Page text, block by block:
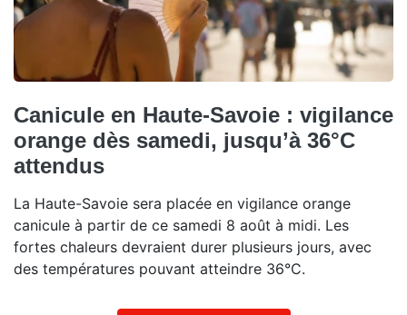
Canicule en Haute-Savoie : vigilance
orange dès samedi, jusqu’à 36°C
attendus
La Haute-Savoie sera placée en vigilance orange
canicule à partir de ce samedi 8 août à midi. Les
fortes chaleurs devraient durer plusieurs jours, avec
des températures pouvant atteindre 36°C.